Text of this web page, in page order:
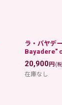
ラ・バヤデ
Bayadere"
20,900円 (
在庫なし